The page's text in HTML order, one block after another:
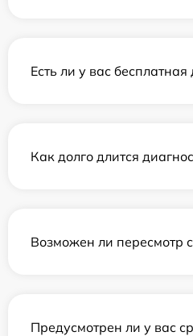
Есть ли у вас бесплатная
Как долго длится
Возможен ли пересмотр
Предусмотрен ли у вас